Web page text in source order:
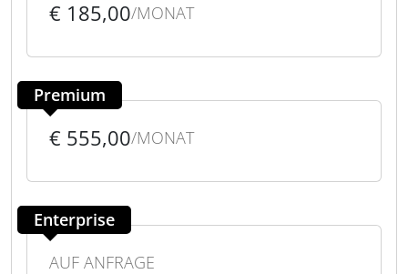
€ 185,00/MONAT
Premium
€ 555,00/MONAT
Enterprise
AUF ANFRAGE